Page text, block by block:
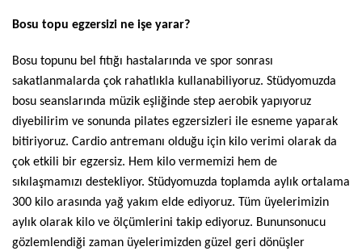
Bosu topu egzersizi ne işe yarar?
Bosu topunu bel fıtığı hastalarında ve spor sonrası
sakatlanmalarda çok rahatlıkla kullanabiliyoruz. Stüdyomuzda
bosu seanslarında müzik eşliğinde step aerobik yapıyoruz
diyebilirim ve sonunda pilates egzersizleri ile esneme yaparak
bitiriyoruz. Cardio antremanı olduğu için kilo verimi olarak da
çok etkili bir egzersiz. Hem kilo vermemizi hem de
sıkılaşmamızı destekliyor. Stüdyomuzda toplamda aylık ortalama
300 kilo arasında yağ yakım elde ediyoruz. Tüm üyelerimizin
aylık olarak kilo ve ölçümlerini takip ediyoruz. Bununsonucu
gözlemlendiği zaman üyelerimizden güzel geri dönüşler